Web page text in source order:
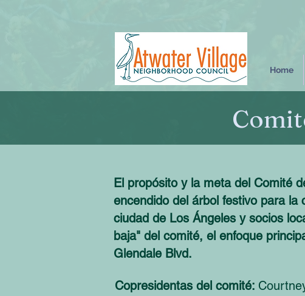
Home
El propósito y la meta del Comité
encendido del árbol festivo para
ciudad de Los Ángeles y socios
baja" del comité, el enfoque
Glendale Blvd.
Copresidentas del comité: